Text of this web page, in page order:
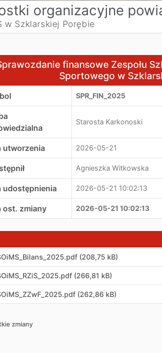
organizacyjne
w Szklarskiej Porębie
finansowe Zespołu Szkół
finansowe Zespołu
Sportowego w
SPR_FIN_2025
Starosta Karkonoski
utworzenia 2026-05-21
Agnieszka Witkowska
udostępnienia 2026-05-21 10:02:13
ost. zmiany 2026-05-21 10:02:13
.pdf (208,75 kB)
.pdf (266,81 kB)
.pdf (262,86 kB)
zmiany